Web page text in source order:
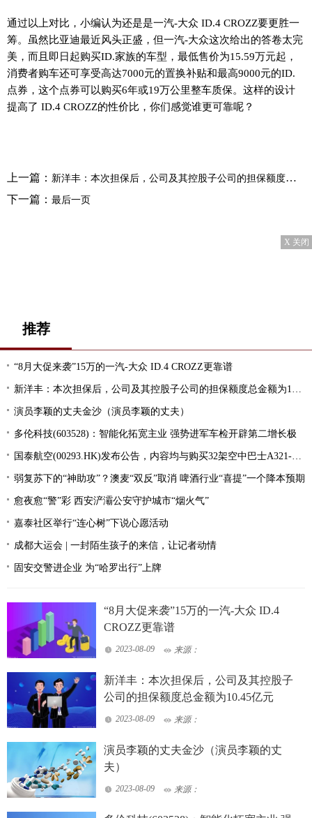
通过以上对比，小编认为还是是一汽-大众 ID.4 CROZZ要更胜一
筹。虽然比亚迪最近风头正盛，但一汽-大众这次给出的答卷太完
美，而且即日起购买ID.家族的车型，最低售价为15.59万元起，
消费者购车还可享受高达7000元的置换补贴和最高9000元的ID.
点券，这个点券可以购买6年或19万公里整车质保。这样的设计
提高了 ID.4 CROZZ的性价比，你们感觉谁更可靠呢？
上一篇： 新洋丰：本次担保后，公司及其控股子公司的担保额度总金额为10.45亿元
下一篇： 最后一页
X 关闭
推荐
“8月大促来袭”15万的一汽-大众 ID.4 CROZZ更靠谱
新洋丰：本次担保后，公司及其控股子公司的担保额度总金额为10.45亿元
演员李颖的丈夫金沙（演员李颖的丈夫）
多伦科技(603528)：智能化拓宽主业 强势进军车检开辟第二增长极
国泰航空(00293.HK)发布公告，内容均与购买32架空中巴士A321-200neo型飞机有关
弱复苏下的“神助攻”？澳麦“双反”取消 啤酒行业“喜提”一个降本预期
愈夜愈“警”彩 西安浐灞公安守护城市“烟火气”
嘉泰社区举行“连心树”下说心愿活动
成都大运会 | 一封陌生孩子的来信，让记者动情
固安交警进企业 为“哈罗出行”上牌
“8月大促来袭”15万的一汽-大众 ID.4
CROZZ更靠谱
2023-08-09 来源：
新洋丰：本次担保后，公司及其控股子
公司的担保额度总金额为10.45亿元
2023-08-09 来源：
演员李颖的丈夫金沙（演员李颖的丈
夫）
2023-08-09 来源：